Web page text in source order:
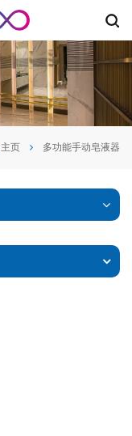
主页 多功能手动皂液器